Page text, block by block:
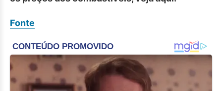
Fonte